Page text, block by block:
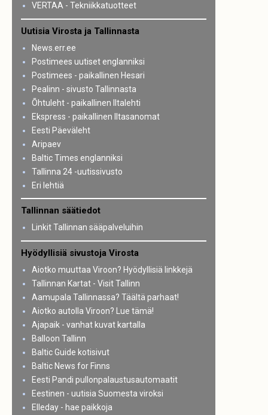
VERTAA - Tekniikkatuotteet
Uutisia Virosta ja Tallinnasta
News.err.ee
Postimees uutiset englanniksi
Postimees - paikallinen Hesari
Pealinn - sivusto Tallinnasta
Õhtuleht - paikallinen Iltalehti
Ekspress - paikallinen Iltasanomat
Eesti Päeväleht
Aripaev
Baltic Times englanniksi
Tallinna 24 -uutissivusto
Eri lehtiä
Tallinnan säätiedot
Linkit Tallinnan sääpalveluihin
Hyödyllisiä sivustoja Virosta
Aiotko muuttaa Viroon? Hyödyllisiä linkkejä
Tallinnan Kartat - Visit Tallinn
Aamupala Tallinnassa? Täältä parhaat!
Aiotko autolla Viroon? Lue tämä!
Ajapaik - vanhat kuvat kartalla
Balloon Tallinn
Baltic Guide kotisivut
Baltic News for Finns
Eesti Pandi pullonpalaustusautomaatit
Eestinen - uutisia Suomesta viroksi
Elleday - hae paikkoja